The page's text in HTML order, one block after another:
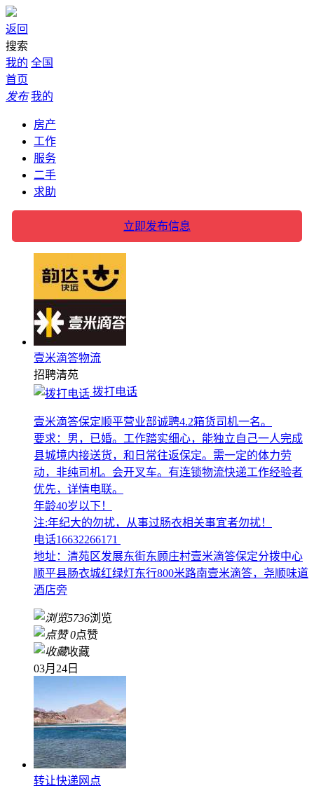
返回
搜索
我的 全国
首页
发布 我的
房产
工作
服务
二手
求助
立即发布信息
壹米滴答物流
招聘清苑
拨打电话
壹米滴答保定顺平营业部诚聘4.2箱货司机一名。
要求：男，已婚。工作踏实细心，能独立自己一人完成
县城境内接送货，和日常往返保定。需一定的体力劳
动，非纯司机。会开叉车。有连锁物流快递工作经验者
优先，详情电联。
年龄40岁以下！
注:年纪大的勿扰，从事过肠衣相关事宜者勿扰！
电话16632266171
地址：清苑区发展东街东顾庄村壹米滴答保定分拨中心
顺平县肠衣城红绿灯东行800米路南壹米滴答，尧顺味道
酒店旁
5736浏览
0点赞
收藏
03月24日
转让快递网点